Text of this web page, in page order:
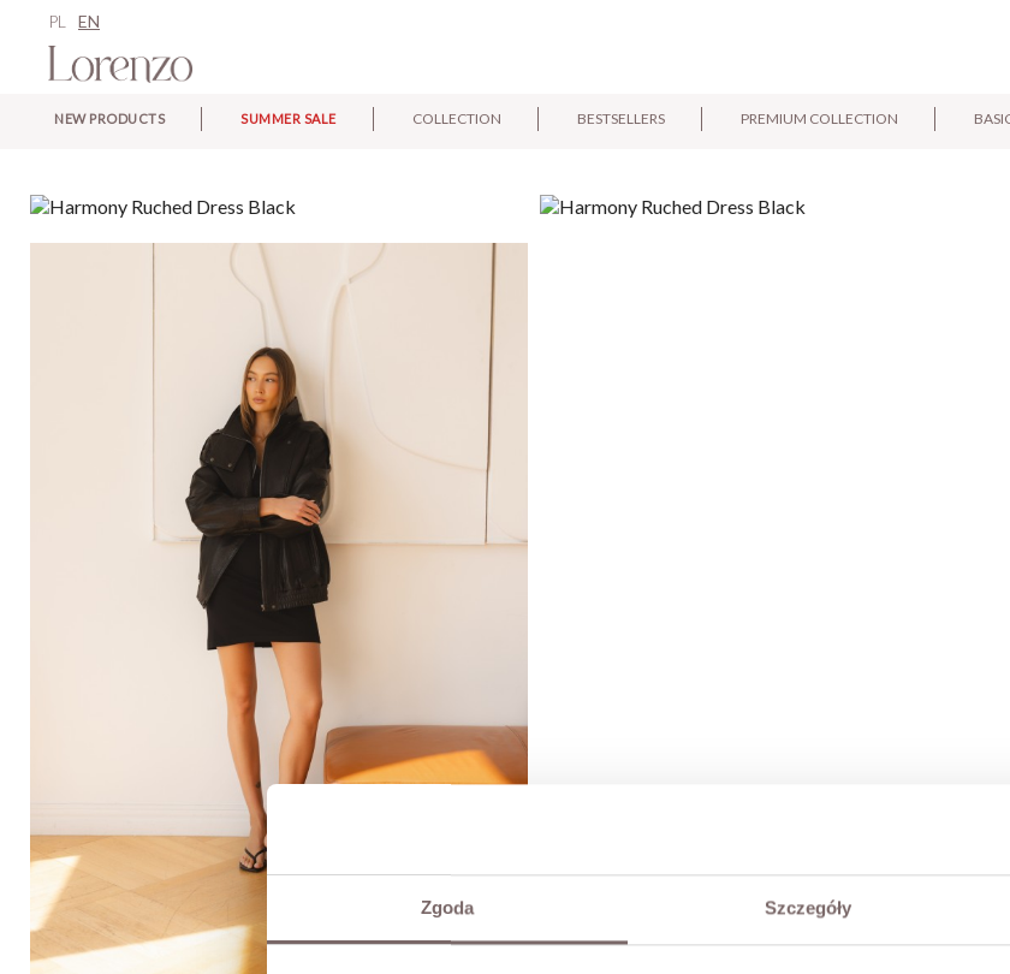
Zgoda Szczegóły
PL EN
NEW PRODUCTS SUMMER SALE COLLECTION BESTSELLERS PREMIUM COLLECTION